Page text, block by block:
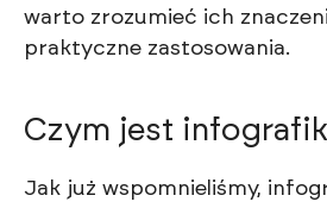
warto zrozumieć ich
praktyczne zastosowania.
Czym jest
Jak już wspomnieliśmy,